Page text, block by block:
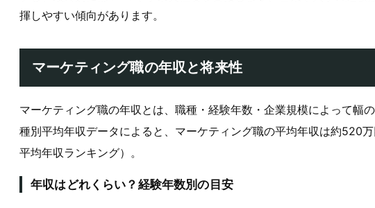
揮しやすい傾向があります。
マーケティング職の年収と将来性
マーケティング職の年収とは、職種・経験年数・企業規模によって幅
種別平均年収データによると、マーケティング職の平均年収は約520
平均年収ランキング）。
年収はどれくらい？経験年数別の目安